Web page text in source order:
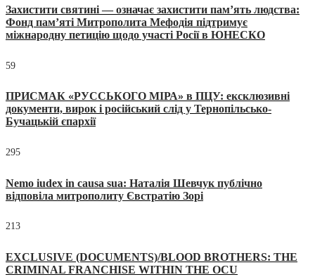
Захистити святині — означає захистити пам’ять людства:
Фонд пам’яті Митрополита Мефодія підтримує
міжнародну петицію щодо участі Росії в ЮНЕСКО
59
ПРИСМАК «РУССЬКОГО МІРА» в ПЦУ: ексклюзивні
документи, вирок і російський слід у Тернопільсько-
Бучацькій єпархії
295
Nemo iudex in causa sua: Наталія Шевчук публічно
відповіла митрополиту Євстратію Зорі
213
EXCLUSIVE (DOCUMENTS)/BLOOD BROTHERS: THE
CRIMINAL FRANCHISE WITHIN THE OCU